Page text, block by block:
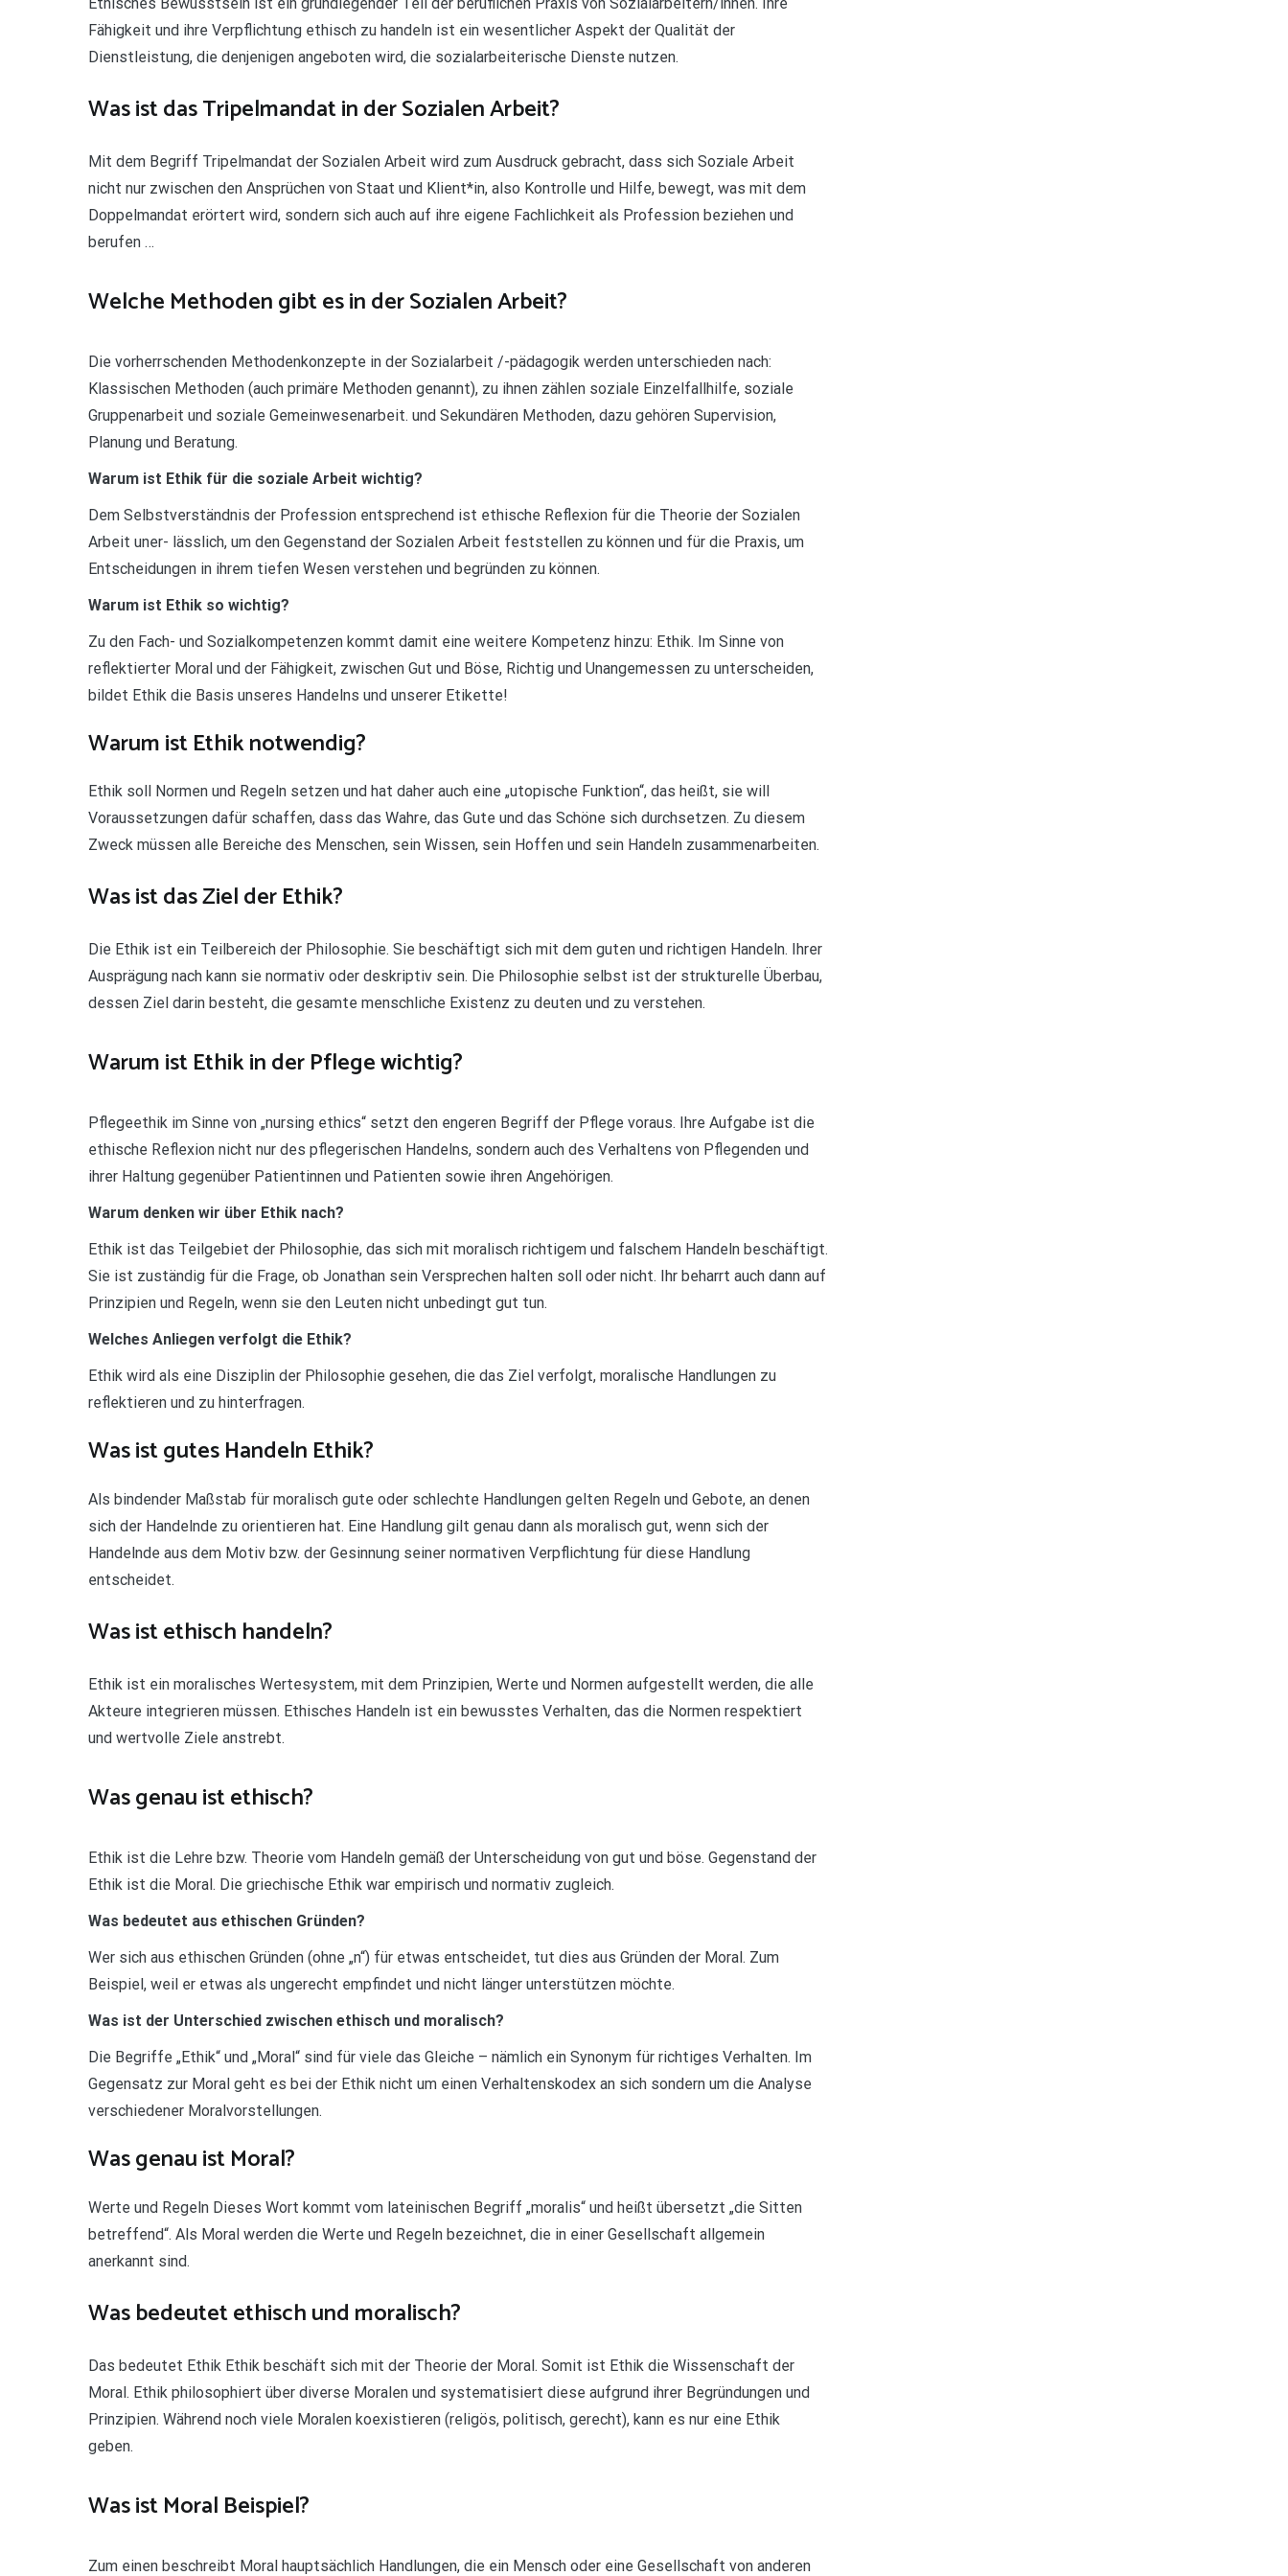
Fähigkeit und ihre Verpflichtung ethisch zu handeln ist ein wesentlicher Aspekt der Qualität der
Dienstleistung, die denjenigen angeboten wird, die sozialarbeiterische Dienste nutzen.
Was ist das Tripelmandat in der Sozialen Arbeit?
Mit dem Begriff Tripelmandat der Sozialen Arbeit wird zum Ausdruck gebracht, dass sich Soziale Arbeit
nicht nur zwischen den Ansprüchen von Staat und Klient*in, also Kontrolle und Hilfe, bewegt, was mit dem
Doppelmandat erörtert wird, sondern sich auch auf ihre eigene Fachlichkeit als Profession beziehen und
berufen …
Welche Methoden gibt es in der Sozialen Arbeit?
Die vorherrschenden Methodenkonzepte in der Sozialarbeit /-pädagogik werden unterschieden nach:
Klassischen Methoden (auch primäre Methoden genannt), zu ihnen zählen soziale Einzelfallhilfe, soziale
Gruppenarbeit und soziale Gemeinwesenarbeit. und Sekundären Methoden, dazu gehören Supervision,
Planung und Beratung.
Warum ist Ethik für die soziale Arbeit wichtig?
Dem Selbstverständnis der Profession entsprechend ist ethische Reflexion für die Theorie der Sozialen
Arbeit uner- lässlich, um den Gegenstand der Sozialen Arbeit feststellen zu können und für die Praxis, um
Entscheidungen in ihrem tiefen Wesen verstehen und begründen zu können.
Warum ist Ethik so wichtig?
Zu den Fach- und Sozialkompetenzen kommt damit eine weitere Kompetenz hinzu: Ethik. Im Sinne von
reflektierter Moral und der Fähigkeit, zwischen Gut und Böse, Richtig und Unangemessen zu unterscheiden,
bildet Ethik die Basis unseres Handelns und unserer Etikette!
Warum ist Ethik notwendig?
Ethik soll Normen und Regeln setzen und hat daher auch eine „utopische Funktion“, das heißt, sie will
Voraussetzungen dafür schaffen, dass das Wahre, das Gute und das Schöne sich durchsetzen. Zu diesem
Zweck müssen alle Bereiche des Menschen, sein Wissen, sein Hoffen und sein Handeln zusammenarbeiten.
Was ist das Ziel der Ethik?
Die Ethik ist ein Teilbereich der Philosophie. Sie beschäftigt sich mit dem guten und richtigen Handeln. Ihrer
Ausprägung nach kann sie normativ oder deskriptiv sein. Die Philosophie selbst ist der strukturelle Überbau,
dessen Ziel darin besteht, die gesamte menschliche Existenz zu deuten und zu verstehen.
Warum ist Ethik in der Pflege wichtig?
Pflegeethik im Sinne von „nursing ethics“ setzt den engeren Begriff der Pflege voraus. Ihre Aufgabe ist die
ethische Reflexion nicht nur des pflegerischen Handelns, sondern auch des Verhaltens von Pflegenden und
ihrer Haltung gegenüber Patientinnen und Patienten sowie ihren Angehörigen.
Warum denken wir über Ethik nach?
Ethik ist das Teilgebiet der Philosophie, das sich mit moralisch richtigem und falschem Handeln beschäftigt.
Sie ist zuständig für die Frage, ob Jonathan sein Versprechen halten soll oder nicht. Ihr beharrt auch dann auf
Prinzipien und Regeln, wenn sie den Leuten nicht unbedingt gut tun.
Welches Anliegen verfolgt die Ethik?
Ethik wird als eine Disziplin der Philosophie gesehen, die das Ziel verfolgt, moralische Handlungen zu
reflektieren und zu hinterfragen.
Was ist gutes Handeln Ethik?
Als bindender Maßstab für moralisch gute oder schlechte Handlungen gelten Regeln und Gebote, an denen
sich der Handelnde zu orientieren hat. Eine Handlung gilt genau dann als moralisch gut, wenn sich der
Handelnde aus dem Motiv bzw. der Gesinnung seiner normativen Verpflichtung für diese Handlung
entscheidet.
Was ist ethisch handeln?
Ethik ist ein moralisches Wertesystem, mit dem Prinzipien, Werte und Normen aufgestellt werden, die alle
Akteure integrieren müssen. Ethisches Handeln ist ein bewusstes Verhalten, das die Normen respektiert
und wertvolle Ziele anstrebt.
Was genau ist ethisch?
Ethik ist die Lehre bzw. Theorie vom Handeln gemäß der Unterscheidung von gut und böse. Gegenstand der
Ethik ist die Moral. Die griechische Ethik war empirisch und normativ zugleich.
Was bedeutet aus ethischen Gründen?
Wer sich aus ethischen Gründen (ohne „n“) für etwas entscheidet, tut dies aus Gründen der Moral. Zum
Beispiel, weil er etwas als ungerecht empfindet und nicht länger unterstützen möchte.
Was ist der Unterschied zwischen ethisch und moralisch?
Die Begriffe „Ethik“ und „Moral“ sind für viele das Gleiche – nämlich ein Synonym für richtiges Verhalten. Im
Gegensatz zur Moral geht es bei der Ethik nicht um einen Verhaltenskodex an sich sondern um die Analyse
verschiedener Moralvorstellungen.
Was genau ist Moral?
Werte und Regeln Dieses Wort kommt vom lateinischen Begriff „moralis“ und heißt übersetzt „die Sitten
betreffend“. Als Moral werden die Werte und Regeln bezeichnet, die in einer Gesellschaft allgemein
anerkannt sind.
Was bedeutet ethisch und moralisch?
Das bedeutet Ethik Ethik beschäft sich mit der Theorie der Moral. Somit ist Ethik die Wissenschaft der
Moral. Ethik philosophiert über diverse Moralen und systematisiert diese aufgrund ihrer Begründungen und
Prinzipien. Während noch viele Moralen koexistieren (religös, politisch, gerecht), kann es nur eine Ethik
geben.
Was ist Moral Beispiel?
Zum einen beschreibt Moral hauptsächlich Handlungen, die ein Mensch oder eine Gesellschaft von anderen